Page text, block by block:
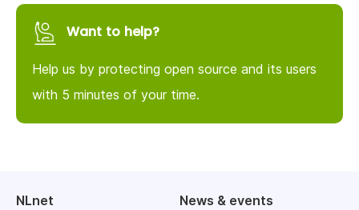
Want to help?
Help us by protecting open source and its users
with 5 minutes of your time.
NLnet News & events